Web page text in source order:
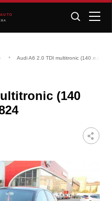
Audi A6 2.0 TDI multitronic (140 л.с.)
(140